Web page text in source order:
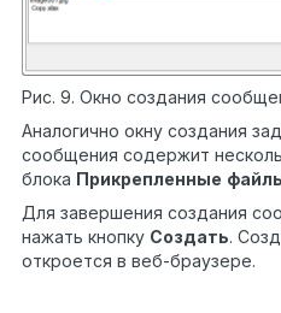
Рис. 9. Окно создания
Аналогично окну создания
сообщения содержит
блока Прикрепленные
Для завершения создания
нажать кнопку Создать.
откроется в веб-браузере.